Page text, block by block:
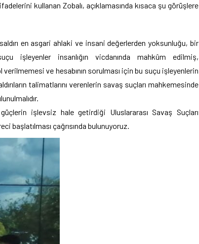
kullanan Zobalı, açıklamasında kısaca şu görüşlere
saldırı en asgari ahlaki ve insani değerlerden yoksunluğu, bir
işleyenler insanlığın vicdanında mahkûm edilmiş,
ve hesabının sorulması için bu suçu işleyenlerin
talimatlarını verenlerin savaş suçları mahkemesinde
işlevsiz hale getirdiği Uluslararası Savaş Suçları
başlatılması çağrısında bulunuyoruz.